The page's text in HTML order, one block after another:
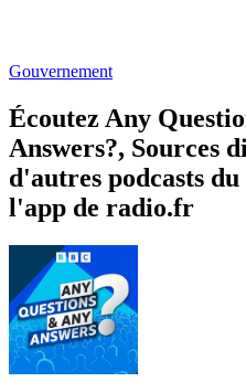
Gouvernement
Écoutez Any
Answers?, Sources
d'autres podcasts
l'app de radio.fr